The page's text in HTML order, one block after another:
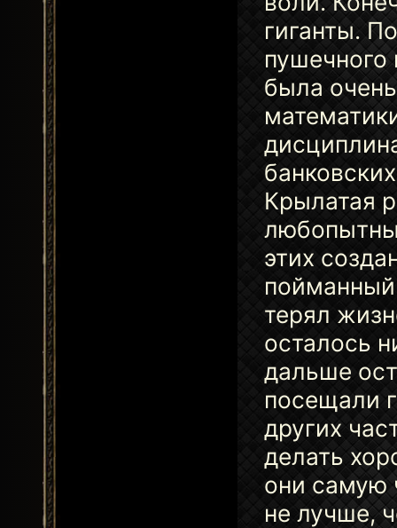
гиганты.
пушечного
была
Крылатая
этих
терял
осталось
дальше
посещали
других
делать
они самую
не лучше,